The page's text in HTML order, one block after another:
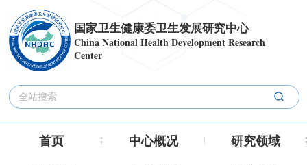
国家卫生健康委卫生发展研究中心
China National Health Development Research
Center
首页 中心概况
研究领域